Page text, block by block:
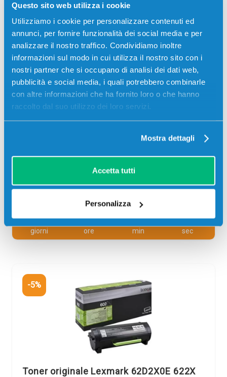
Questo sito web utilizza i cookie
Utilizziamo i cookie per personalizzare contenuti ed
annunci, per fornire funzionalità dei social media e per
analizzare il nostro traffico. Condividiamo inoltre
informazioni sul modo in cui utilizza il nostro sito con i
nostri partner che si occupano di analisi dei dati web,
pubblicità e social media, i quali potrebbero combinarle
con altre informazioni che ha fornito loro o che hanno
raccolto dal suo utilizzo dei loro servizi.
Mostra dettagli
Accetta tutti
Personalizza
Codice: 62D2H00
Toner originale Lexmark 62D2H00 622H NERO 25000
pagine per Stampanti: Lexmark MX710, Lexmark
Lexmark MX711DE, Lexmark MX711DHE, Lexmark
MX810…
453,04€ Il
prezzo
originale
453,04 €.
430,39
prezzo
attuale
è:
430,39 €.
Avvisami quando disponibile
SCADE TRA:
03
giorni
07
ore
01
min
13
sec
-5%
Toner originale Lexmark 62D2X0E 622X